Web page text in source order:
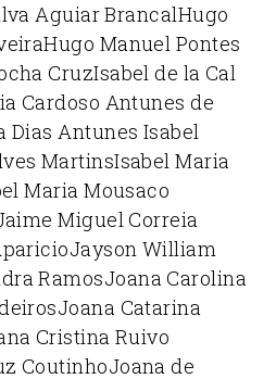
Aguiar BrancalHugo
Hugo Manuel Pontes
CruzIsabel de la Cal
Cardoso Antunes de
Dias Antunes Isabel
MartinsIsabel Maria
Maria Mousaco
Miguel Correia
Jayson William
RamosJoana Carolina
Joana Catarina
Cristina Ruivo
CoutinhoJoana de